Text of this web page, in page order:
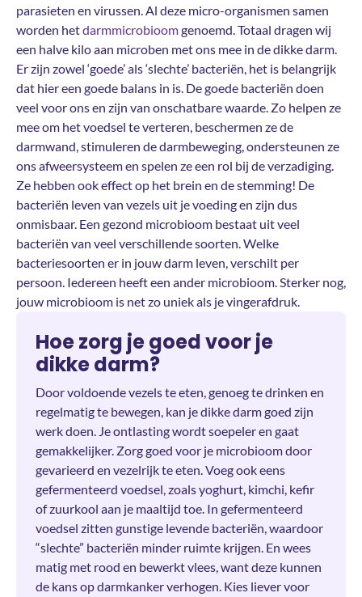
parasieten en virussen. Al deze micro-organismen samen
worden hetdarmmicrobioomgenoemd. Totaal dragen wij
een halve kilo aan microben met ons mee in de dikke darm.
Er zijn zowel ‘goede’ als ‘slechte’ bacteriën, het is belangrijk
dat hier een goede balans in is. De goede bacteriën doen
veel voor ons en zijn van onschatbare waarde. Zo helpen ze
mee om het voedsel te verteren, beschermen ze de
darmwand, stimuleren de darmbeweging, ondersteunen ze
ons afweersysteem en spelen ze een rol bij de verzadiging.
Ze hebben ook effect op het brein en de stemming! De
bacteriën leven van vezels uit je voeding en zijn dus
onmisbaar. Een gezond microbioom bestaat uit veel
bacteriën van veel verschillende soorten. Welke
bacteriesoorten er in jouw darm leven, verschilt per
persoon. Iedereen heeft een ander microbioom. Sterker nog,
jouw microbioom is net zo uniek als je vingerafdruk.
Hoe zorg je goed voor je
dikke darm?
Door voldoende vezels te eten, genoeg te drinken en
regelmatig te bewegen, kan je dikke darm goed zijn
werk doen. Je ontlasting wordt soepeler en gaat
gemakkelijker. Zorg goed voor je microbioom door
gevarieerd en vezelrijk te eten. Voeg ook eens
gefermenteerd voedsel, zoals yoghurt, kimchi, kefir
of zuurkool aan je maaltijd toe. In gefermenteerd
voedsel zitten gunstige levende bacteriën, waardoor
“slechte” bacteriën minder ruimte krijgen. En wees
matig met rood en bewerkt vlees, want deze kunnen
de kans op darmkanker verhogen. Kies liever voor